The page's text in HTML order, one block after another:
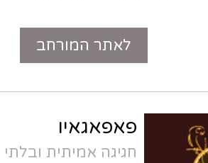
טלפון
ובלתי נשכחת של בשר